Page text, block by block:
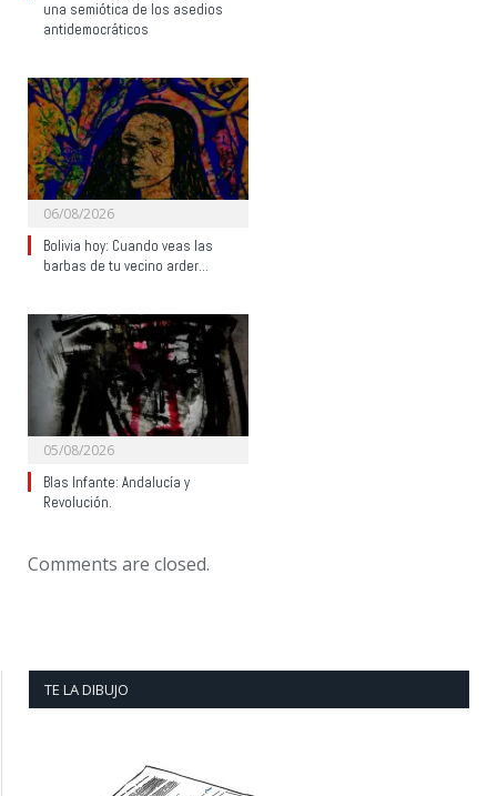
una semiótica de los asedios
antidemocráticos
06/08/2026
Bolivia hoy: Cuando veas las
barbas de tu vecino arder…
05/08/2026
Blas Infante: Andalucía y
Revolución.
Comments are closed.
TE LA DIBUJO